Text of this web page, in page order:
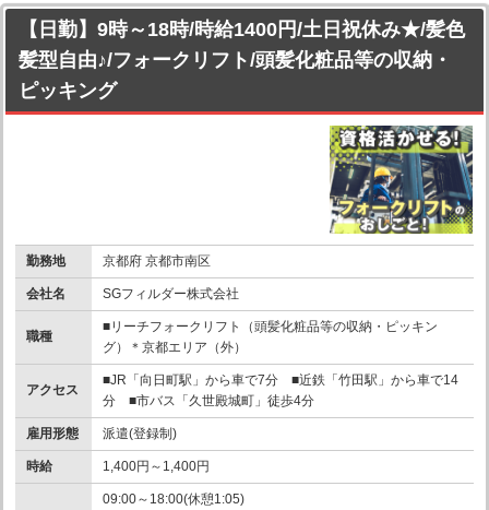
【日勤】9時～18時/時給1400円/土日祝休み★/髪色
髪型自由♪/フォークリフト/頭髪化粧品等の収納・
ピッキング
勤務地 京都府 京都市南区
会社名 SGフィルダー株式会社
職種
■リーチフォークリフト（頭髪化粧品等の収納・ピッキン
グ）＊京都エリア（外）
アクセス
■JR「向日町駅」から車で7分 ■近鉄「竹田駅」から車で14
分 ■市バス「久世殿城町」徒歩4分
雇用形態 派遣(登録制)
時給 1,400円～1,400円
09:00～18:00(休憩1:05)